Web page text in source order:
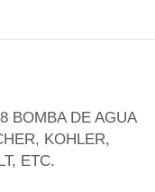
BOMBA DE AGUA
KOHLER,
ETC.